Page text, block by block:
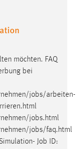
möchten. FAQ
bei
jobs/arbeiten-
jobs.html
jobs/faq.html
Job ID: